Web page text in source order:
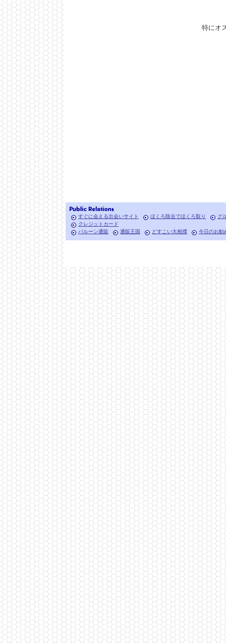
特に
すぐに会える出会いサイト ほくろ除去でほくろ取り
グ
クレジットカード
バルーン通販
通販王国 どすこい大相撲 今日のお勧